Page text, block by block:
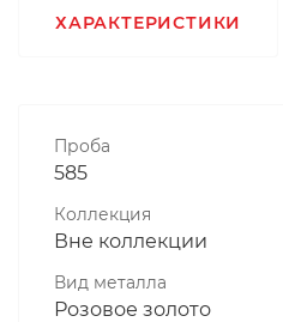
ХАРАКТЕРИСТИКИ
Проба
585
Коллекция
Вне коллекции
Вид металла
Розовое золото